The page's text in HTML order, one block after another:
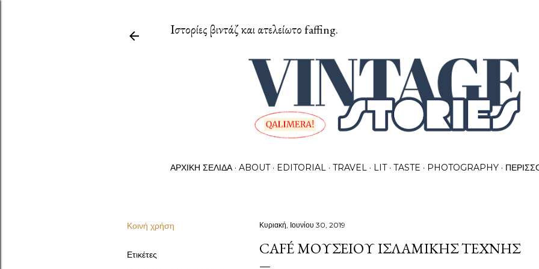
Ιστορίες βιντάζ και ατελείωτο faffing.
ΑΡΧΙΚΉ ΣΕΛΊΔΑ ABOUT EDITORIAL TRAVEL LIT TASTE PHOTOGRAPHY
Κοινή χρήση
Ετικέτες
Κυριακή, Ιουνίου 30, 2019
CAFÉ ΜΟΥΣΕΊΟΥ ΙΣΛΑΜΙΚΉΣ ΤΈΧΝΗΣ